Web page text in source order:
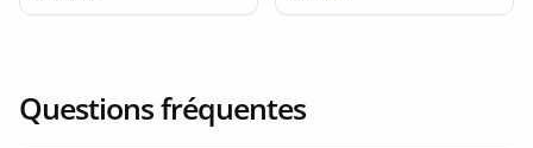
Questions fréquentes